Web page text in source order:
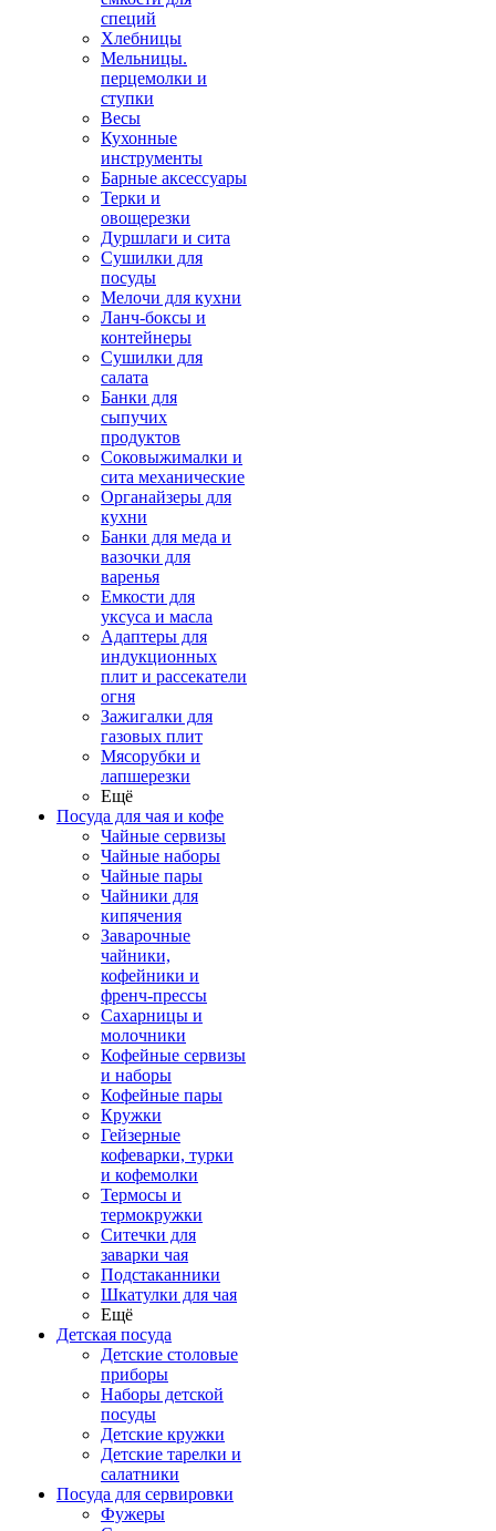
специй
Хлебницы
Мельницы.
перцемолки и
ступки
Весы
Кухонные
инструменты
Барные аксессуары
Терки и
овощерезки
Дуршлаги и сита
Сушилки для
посуды
Мелочи для кухни
Ланч-боксы и
контейнеры
Сушилки для
салата
Банки для
сыпучих
продуктов
Соковыжималки и
сита механические
Органайзеры для
кухни
Банки для меда и
вазочки для
варенья
Емкости для
уксуса и масла
Адаптеры для
индукционных
плит и рассекатели
огня
Зажигалки для
газовых плит
Мясорубки и
лапшерезки
Ещё
Посуда для чая и кофе
Чайные сервизы
Чайные наборы
Чайные пары
Чайники для
кипячения
Заварочные
чайники,
кофейники и
френч-прессы
Сахарницы и
молочники
Кофейные сервизы
и наборы
Кофейные пары
Кружки
Гейзерные
кофеварки, турки
и кофемолки
Термосы и
термокружки
Ситечки для
заварки чая
Подстаканники
Шкатулки для чая
Ещё
Детская посуда
Детские столовые
приборы
Наборы детской
посуды
Детские кружки
Детские тарелки и
салатники
Посуда для сервировки
Фужеры